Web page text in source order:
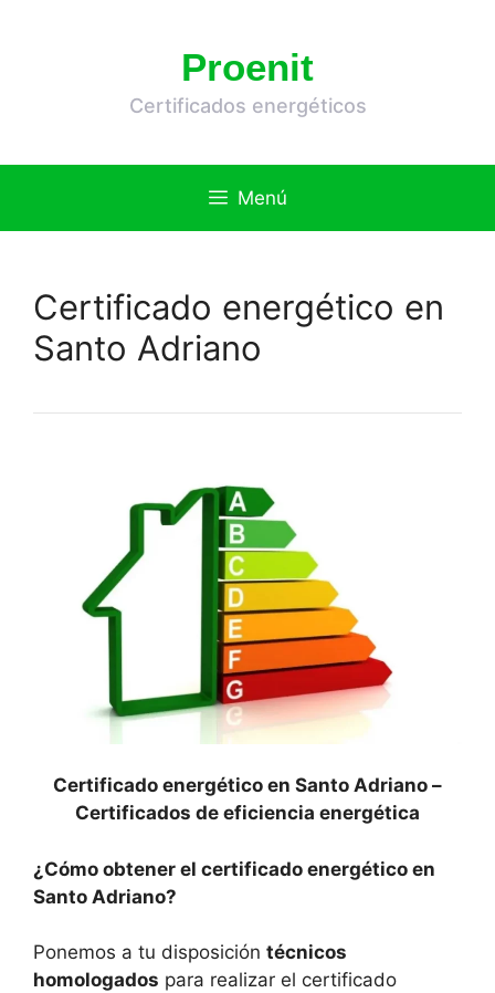
Proenit
Certificados energéticos
Menú
Certificado energético en
Santo Adriano
Certificado energético en Santo Adriano –
Certificados de eficiencia energética
¿Cómo obtener el certificado energético en
Santo Adriano?
Ponemos a tu disposición técnicos
homologados para realizar el certificado